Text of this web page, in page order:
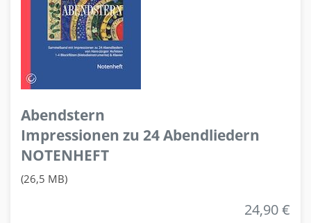
Abendstern
Impressionen zu 24 Abendliedern
NOTENHEFT
(26,5 MB)
24,90 €